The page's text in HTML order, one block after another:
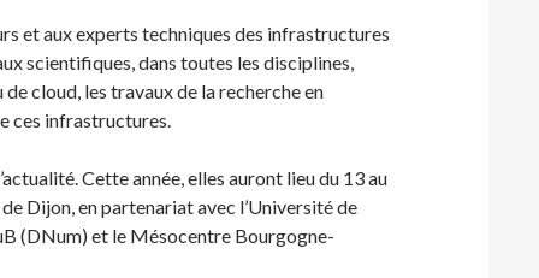
et aux experts techniques des infrastructures
scientifiques, dans toutes les disciplines,
cloud, les travaux de la recherche en
ces infrastructures.
Cette année, elles auront lieu du 13 au
Dijon, en partenariat avec l’Université de
(DNum) et le Mésocentre Bourgogne-